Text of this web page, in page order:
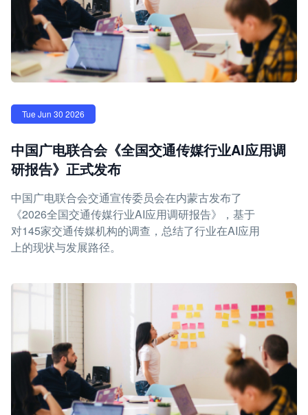
Tue Jun 30 2026
中国广电联合会《全国交通传媒行业AI应用调
研报告》正式发布
中国广电联合会交通宣传委员会在内蒙古发布了
《2026全国交通传媒行业AI应用调研报告》，基于
对145家交通传媒机构的调查，总结了行业在AI应用
上的现状与发展路径。